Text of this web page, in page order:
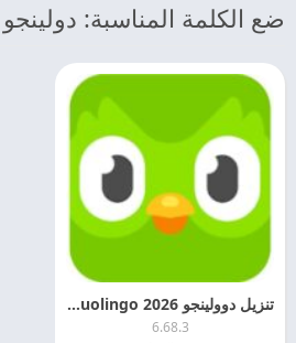
ضع الكلمة المناسبة:
تنزيل دوولينجو 2026 Duolingo مهكر للاندرويد
6.68.3